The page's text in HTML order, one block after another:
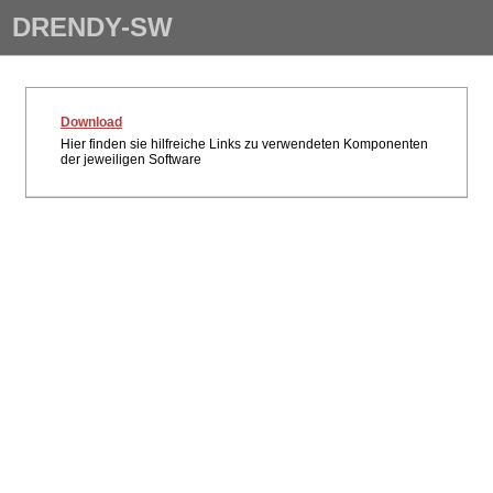
DRENDY-SW
Download
Hier finden sie hilfreiche Links zu verwendeten Komponenten
der jeweiligen Software